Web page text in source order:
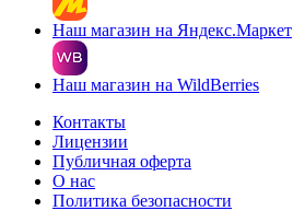
Наш магазин на Яндекс.Маркет
Наш магазин на WildBerries
Контакты
Лицензии
Публичная оферта
О нас
Политика безопасности